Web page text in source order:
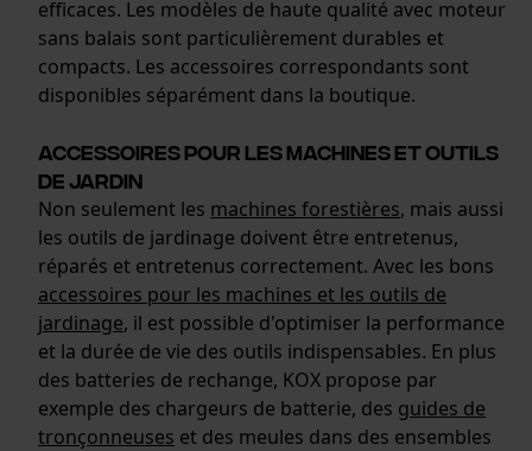
efficaces. Les modèles de haute qualité avec moteur
sans balais sont particulièrement durables et
compacts. Les accessoires correspondants sont
disponibles séparément dans la boutique.
Accessoires pour les machines et outils
de jardin
Non seulement les machines forestières, mais aussi
les outils de jardinage doivent être entretenus,
réparés et entretenus correctement. Avec les bons
accessoires pour les machines et les outils de
jardinage, il est possible d'optimiser la performance
et la durée de vie des outils indispensables. En plus
des batteries de rechange, KOX propose par
exemple des chargeurs de batterie, des guides de
tronçonneuses et des meules dans des ensembles
Cookies statistiques
Econda Analytics
Mouseflow Web Analytics Tool
Fact-Finder Tracking
Cookies de performance et de
fonctionnalité